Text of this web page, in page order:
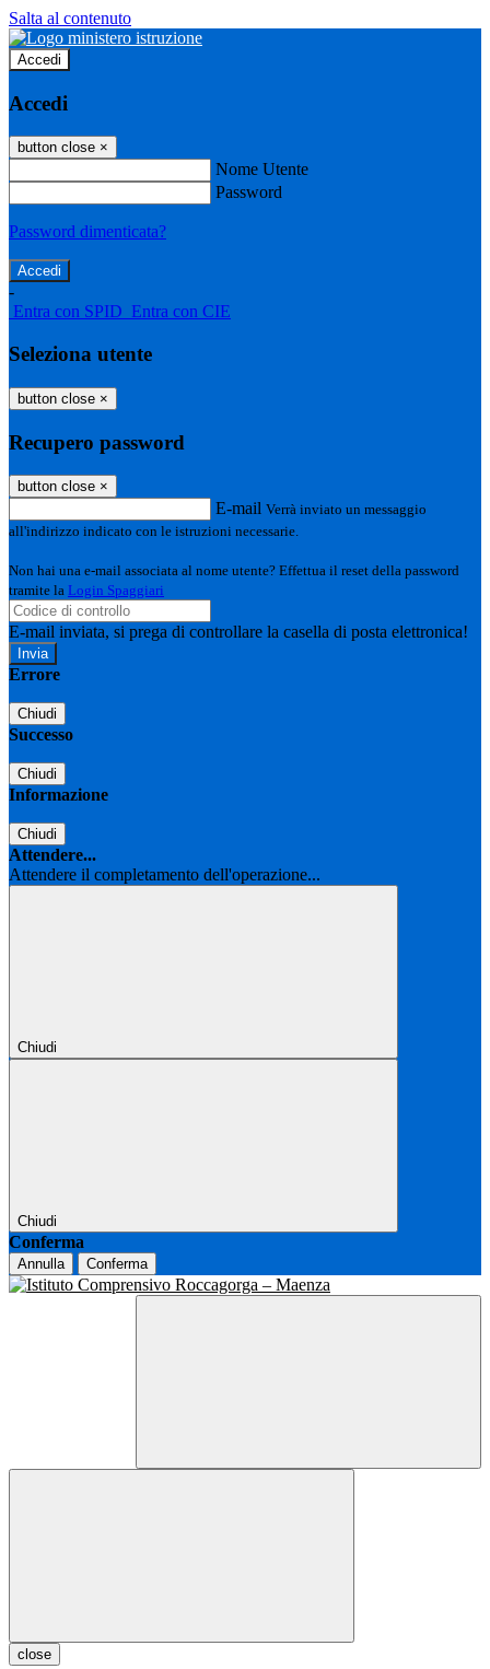
Salta al contenuto
Accedi
Accedi
button close ×
Nome Utente
Password
Password dimenticata?
-
Entra con SPID Entra con CIE
Seleziona utente
button close ×
Recupero password
button close ×
E-mail Verrà inviato un messaggio
all'indirizzo indicato con le istruzioni necessarie.
Non hai una e-mail associata al nome utente? Effettua il reset della password
tramite la Login Spaggiari
E-mail inviata, si prega di controllare la casella di posta elettronica!
Errore
Chiudi
Successo
Chiudi
Informazione
Chiudi
Attendere...
Attendere il completamento dell'operazione...
Chiudi
Chiudi
Conferma
Annulla Conferma
close